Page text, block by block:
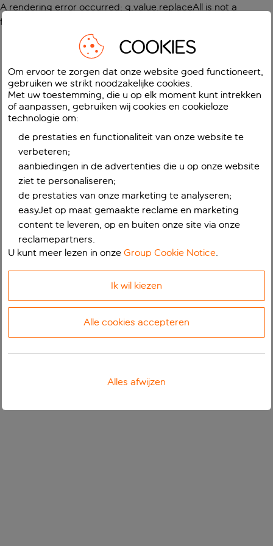
A rendering error occurred: g.value.replaceAll is not a
function
COOKIES
Om ervoor te zorgen dat onze website goed functioneert,
gebruiken we strikt noodzakelijke cookies.
Met uw toestemming, die u op elk moment kunt intrekken
of aanpassen, gebruiken wij cookies en cookieloze
technologie om:
de prestaties en functionaliteit van onze website te
verbeteren;
aanbiedingen in de advertenties die u op onze website
ziet te personaliseren;
de prestaties van onze marketing te analyseren;
easyJet op maat gemaakte reclame en marketing
content te leveren, op en buiten onze site via onze
reclamepartners.
U kunt meer lezen in onzeGroup Cookie Notice.
Ik wil kiezen
Alle cookies accepteren
Alles afwijzen